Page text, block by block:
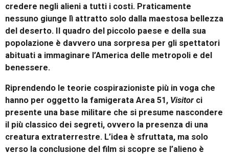
credere negli alieni a tutti i costi. Praticamente
nessuno giunge lì attratto solo dalla maestosa bellezza
del deserto. Il quadro del piccolo paese e della sua
popolazione è davvero una sorpresa per gli spettatori
abituati a immaginare l’America delle metropoli e del
benessere.
Riprendendo le teorie cospirazioniste più in voga che
hanno per oggetto la famigerata Area 51, Visitorci
presente una base militare che si presume nascondere
il più classico dei segreti, ovvero la presenza di una
creatura extraterrestre. L’idea è sfruttata, ma solo
verso la conclusione del film si scopre se l’alieno è